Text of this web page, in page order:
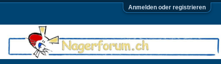
Anmelden oder registrieren